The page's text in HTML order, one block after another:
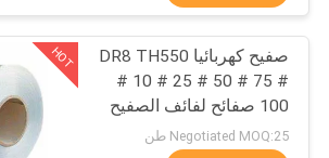
حالات
اطلب
اقتباس
لفائف صفيح
HOT
صفيح كهربائيا DR8 TH550
# 10 # 25 # 50 # 75 #
100 صفائح لفائف الصفيح
SPTE TFS
Negotiated MOQ:25 طن